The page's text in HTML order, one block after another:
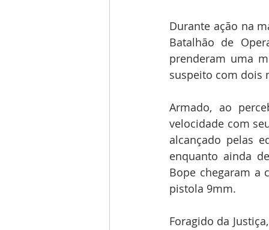
Durante ação na
Batalhão de
prenderam uma
suspeito com
Armado, ao
velocidade com
alcançado pelas
enquanto ainda
Bope chegaram a
pistola 9mm.
Foragido da